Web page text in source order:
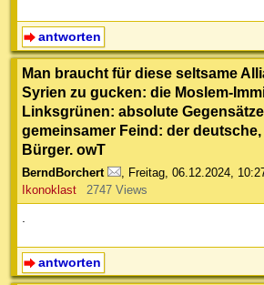
antworten
Man braucht für diese seltsame
Syrien zu gucken: die Moslem-
Linksgrünen: absolute
gemeinsamer Feind: der
Bürger. owT
BerndBorchert Freitag, 06.12.2024,
Ikonoklast
2747 Views
antworten